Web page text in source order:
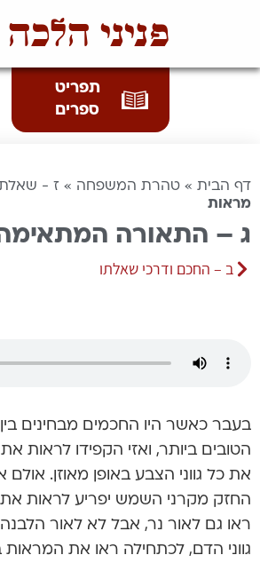
פניני הלכה
תפריט
ספרים
דף הבית » טהרת המשפחה » ז - שאלת
מראות
ג – התאורה
ב – החכם ודרכי שאלתו
בעבר כאשר היו החכמים מבחינים
הטובים ביותר, ואזי הקפידו
את כל גווני הצבע באופן מאוזן.
החזק מקרני השמש יפריע לראות
ראו גם לאור נר, אבל לא לאור
גווני הדם, לכתחילה ראו את